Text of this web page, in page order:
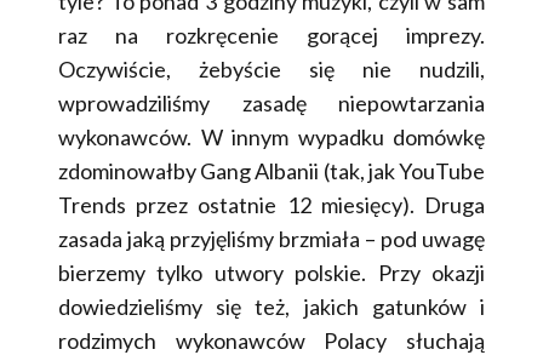
raz na rozkręcenie gorącej imprezy.
Oczywiście, żebyście się nie nudzili,
wprowadziliśmy zasadę niepowtarzania
wykonawców. W innym wypadku domówkę
zdominowałby Gang Albanii (tak, jak YouTube
Trends przez ostatnie 12 miesięcy). Druga
zasada jaką przyjęliśmy brzmiała – pod uwagę
bierzemy tylko utwory polskie. Przy okazji
dowiedzieliśmy się też, jakich gatunków i
rodzimych wykonawców Polacy słuchają